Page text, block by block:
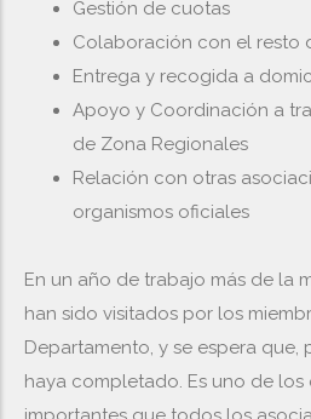
Gestión de cuotas
Colaboración con el resto
Entrega y recogida a
Apoyo y Coordinación a
de Zona Regionales
Relación con otras
organismos oficiales
En un año de trabajo más de la
han sido visitados por los
Departamento, y se espera que,
haya completado. Es uno de los